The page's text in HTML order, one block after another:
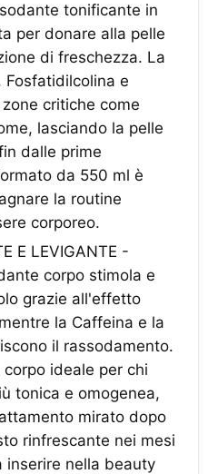
tonificante in
per donare alla pelle
di freschezza. La
Fosfatidilcolina e
critiche come
lasciando la pelle
dalle prime
da 550 ml è
la routine
corporeo.
E LEVIGANTE -
corpo stimola e
grazie all'effetto
la Caffeina e la
il rassodamento.
ideale per chi
tonica e omogenea,
mirato dopo
rinfrescante nei mesi
nella beauty